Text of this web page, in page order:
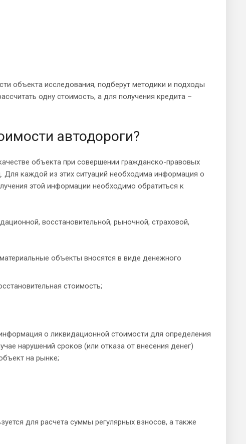
объекта исследования, подберут методики и подходы
одну стоимость, а для получения кредита –
автодороги?
объекта при совершении гражданско-правовых
Для каждой из этих ситуаций необходима информация о
этой информации необходимо обратиться к
восстановительной, рыночной, страховой,
объекты вносятся в виде денежного
стоимость;
о ликвидационной стоимости для определения
нарушений сроков (или отказа от внесения денег)
на рынке;
для расчета суммы регулярных взносов, а также